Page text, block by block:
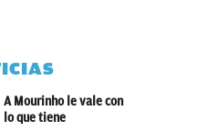
A Mourinho le vale con
lo que tiene